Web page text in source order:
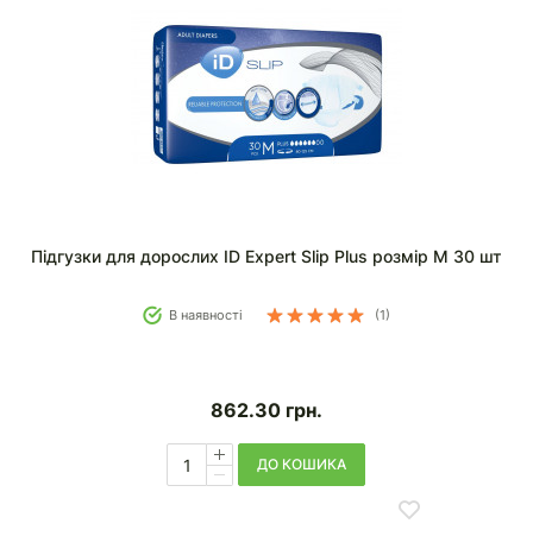
Підгузки для дорослих ID Expert Slip Plus розмір M 30 шт
В наявності (1)
862.30 грн.
ДО КОШИКА